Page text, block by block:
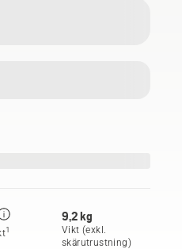
1
9,2 kg
Vikt (exkl.
skärutrustning)